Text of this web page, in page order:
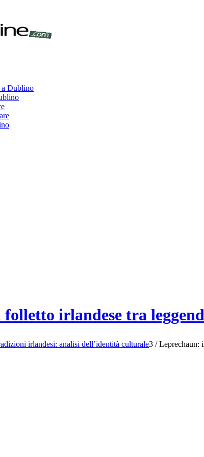
a Dublino
irlandese tra
irlandesi: analisi dell’identità culturale3 / Leprechaun: